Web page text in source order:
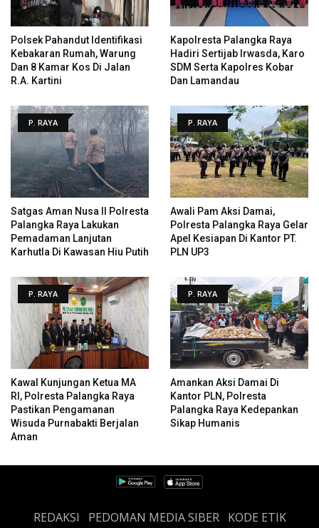
Polsek Pahandut Identifikasi
Kebakaran Rumah, Warung
Dan 8 Kamar Kos Di Jalan
R.A. Kartini
Kapolresta Palangka Raya
Hadiri Sertijab Irwasda, Karo
SDM Serta Kapolres Kobar
Dan Lamandau
P. RAYA
Satgas Aman Nusa II Polresta
Palangka Raya Lakukan
Pemadaman Lanjutan
Karhutla Di Kawasan Hiu Putih
P. RAYA
Awali Pam Aksi Damai,
Polresta Palangka Raya Gelar
Apel Kesiapan Di Kantor PT.
PLN UP3
P. RAYA
Kawal Kunjungan Ketua MA
RI, Polresta Palangka Raya
Pastikan Pengamanan
Wisuda Purnabakti Berjalan
Aman
P. RAYA
Amankan Aksi Damai Di
Kantor PLN, Polresta
Palangka Raya Kedepankan
Sikap Humanis
REDAKSI PEDOMAN MEDIA SIBER
KODE ETIK